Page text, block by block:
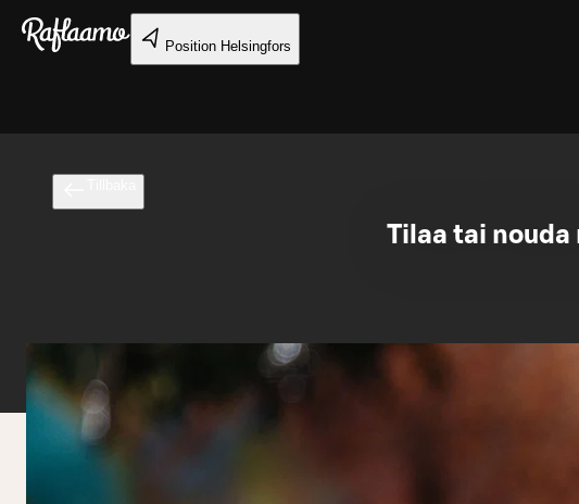
Gå till huvudinnehållet
Position Helsingfors
Tilaa tai